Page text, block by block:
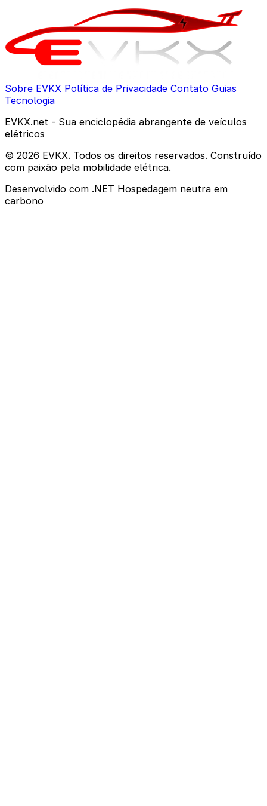
Sobre EVKX Política de Privacidade Contato Guias
Tecnologia
EVKX.net - Sua enciclopédia abrangente de veículos
elétricos
© 2026 EVKX. Todos os direitos reservados. Construído
com paixão pela mobilidade elétrica.
Desenvolvido com .NET Hospedagem neutra em
carbono